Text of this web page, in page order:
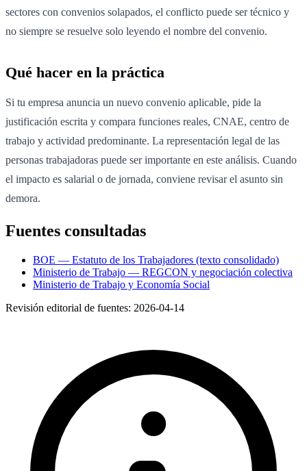
sectores con convenios solapados, el conflicto puede ser técnico y
no siempre se resuelve solo leyendo el nombre del convenio.
Qué hacer en la práctica
Si tu empresa anuncia un nuevo convenio aplicable, pide la
justificación escrita y compara funciones reales, CNAE, centro de
trabajo y actividad predominante. La representación legal de las
personas trabajadoras puede ser importante en este análisis. Cuando
el impacto es salarial o de jornada, conviene revisar el asunto sin
demora.
Fuentes consultadas
BOE — Estatuto de los Trabajadores (texto consolidado)
Ministerio de Trabajo — REGCON y negociación colectiva
Ministerio de Trabajo y Economía Social
Revisión editorial de fuentes: 2026-04-14